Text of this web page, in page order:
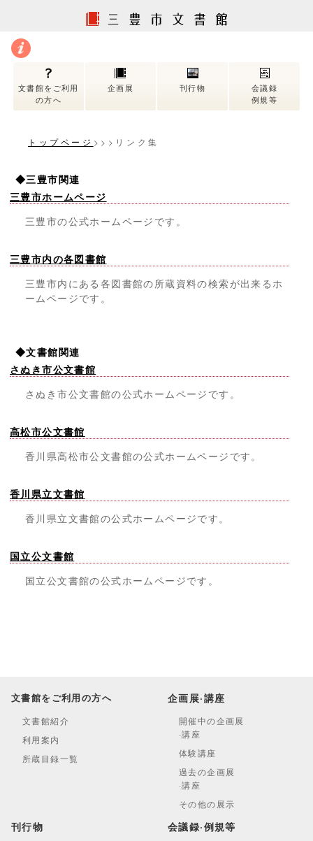
文書館をご利用
の方へ
企画展 刊行物
会議録
例規等
トップページ >>>リンク集
◆三豊市関連
三豊市ホームページ
三豊市の公式ホームページです。
三豊市内の各図書館
三豊市内にある各図書館の所蔵資料の検索が出来るホ
ームページです。
◆文書館関連
さぬき市公文書館
さぬき市公文書館の公式ホームページです。
高松市公文書館
香川県高松市公文書館の公式ホームページです。
香川県立文書館
香川県立文書館の公式ホームページです。
国立公文書館
国立公文書館の公式ホームページです。
文書館をご利用の方へ
文書館紹介
利用案内
所蔵目録一覧
企画展·講座
開催中の企画展
·講座
体験講座
過去の企画展
·講座
その他の展示
刊行物 会議録·例規等